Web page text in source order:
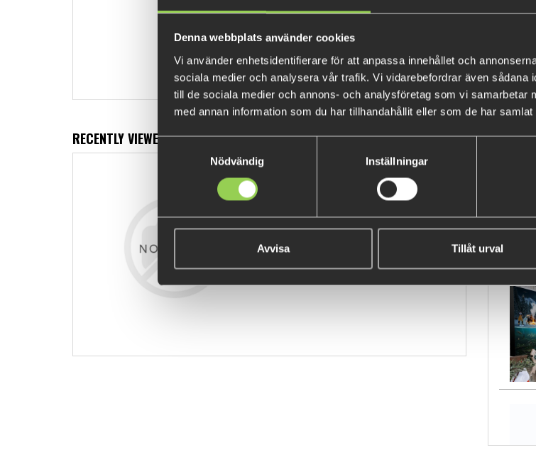
Denna webbplats använder cookies
Vi använder enhetsidentifierare för att anpassa innehållet och
sociala medier och analysera vår trafik. Vi vidarebefordrar även sådana
till de sociala medier och annons- och analysföretag som vi samarbetar
med annan information som du har tillhandahållit eller som de har
Samtyckesval
Nödvändig
Inställningar
Avvisa Tillåt urval
RECENTLY VIEWED PRODUCTS